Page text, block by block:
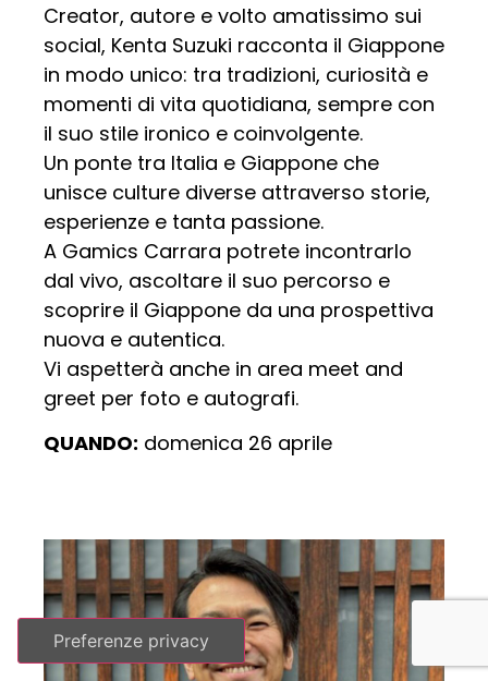
Creator, autore e volto amatissimo sui
social, Kenta Suzuki racconta il Giappone
in modo unico: tra tradizioni, curiosità e
momenti di vita quotidiana, sempre con
il suo stile ironico e coinvolgente.
Un ponte tra Italia e Giappone che
unisce culture diverse attraverso storie,
esperienze e tanta passione.
A Gamics Carrara potrete incontrarlo
dal vivo, ascoltare il suo percorso e
scoprire il Giappone da una prospettiva
nuova e autentica.
Vi aspetterà anche in area meet and
greet per foto e autografi.
QUANDO: domenica 26 aprile